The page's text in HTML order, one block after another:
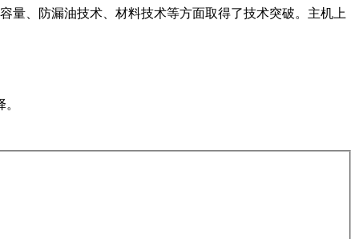
量、防漏油技术、材料技术等方面取得了技术突破。主机上